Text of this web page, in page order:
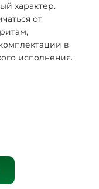
характер.
от
в
исполнения.